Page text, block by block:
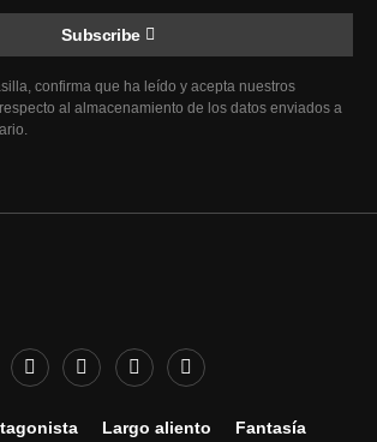
Subscribe
confirma que ha leído y acepta nuestros
al almacenamiento de los datos enviados a
Largo aliento Fantasía